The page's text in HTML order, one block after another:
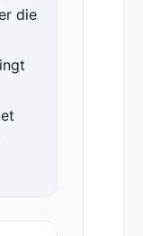
die